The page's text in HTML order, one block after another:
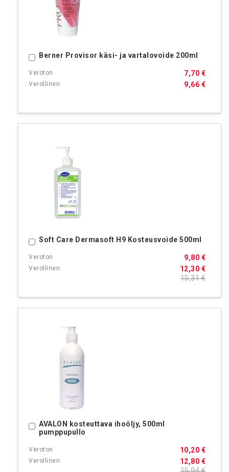
Berner Provisor käsi- ja vartalovoide 200ml
9,66 €
7,70 €
Ostoskoriin
Soft Care Dermasoft H9 Kosteusvoide 500ml
12,30 €
9,80 €
15,31 €
Ostoskoriin
AVALON kosteuttava ihoöljy, 500ml
pumppupullo
12,80 €
10,20 €
Ostoskoriin